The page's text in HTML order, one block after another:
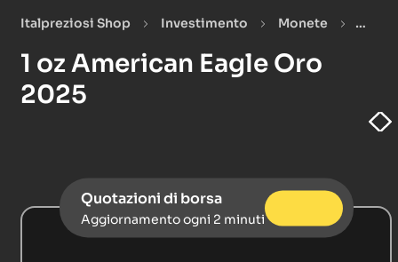
Italpreziosi Shop Investimento
Monete
1 oz American Eagle Oro
2025
Quotazioni di borsa
Aggiornamento ogni 2 minuti